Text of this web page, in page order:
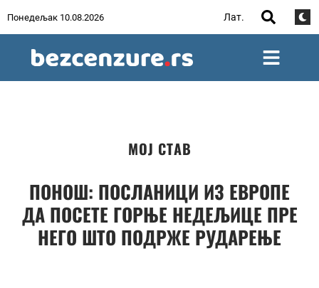
Понедељак 10.08.2026 Лат.
МОЈ СТАВ
ПОНОШ: ПОСЛАНИЦИ ИЗ ЕВРОПЕ
ДА ПОСЕТЕ ГОРЊЕ НЕДЕЉИЦЕ ПРЕ
НЕГО ШТО ПОДРЖЕ РУДАРЕЊЕ